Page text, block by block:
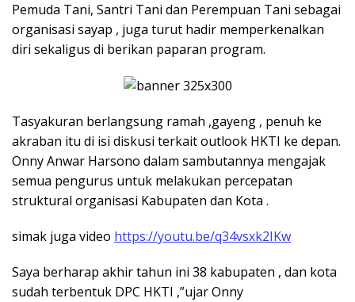
Pemuda Tani, Santri Tani dan Perempuan Tani sebagai
organisasi sayap , juga turut hadir memperkenalkan
diri sekaligus di berikan paparan program.
Tasyakuran berlangsung ramah ,gayeng , penuh ke
akraban itu di isi diskusi terkait outlook HKTI ke depan.
Onny Anwar Harsono dalam sambutannya mengajak
semua pengurus untuk melakukan percepatan
struktural organisasi Kabupaten dan Kota .
simak juga video https://youtu.be/q34vsxk2IKw
Saya berharap akhir tahun ini 38 kabupaten , dan kota
sudah terbentuk DPC HKTI ,”ujar Onny